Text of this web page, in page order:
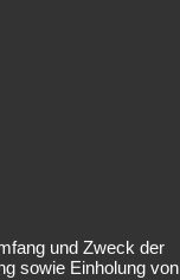
den FC
Carlo
und Zweck der
sowie Einholung von